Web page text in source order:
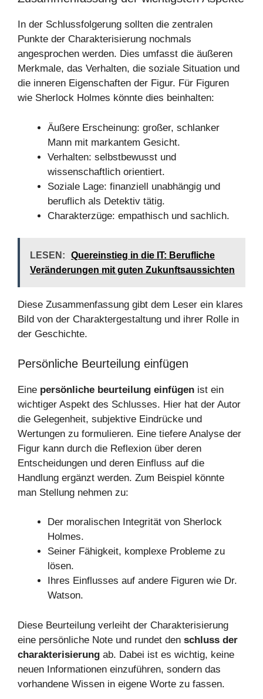
In der Schlussfolgerung sollten die zentralen
Punkte der Charakterisierung nochmals
angesprochen werden. Dies umfasst die äußeren
Merkmale, das Verhalten, die soziale Situation und
die inneren Eigenschaften der Figur. Für Figuren
wie Sherlock Holmes könnte dies beinhalten:
Äußere Erscheinung: großer, schlanker
Mann mit markantem Gesicht.
Verhalten: selbstbewusst und
wissenschaftlich orientiert.
Soziale Lage: finanziell unabhängig und
beruflich als Detektiv tätig.
Charakterzüge: empathisch und sachlich.
LESEN:
Quereinstieg in die IT: Berufliche
Veränderungen mit guten Zukunftsaussichten
Diese Zusammenfassung gibt dem Leser ein klares
Bild von der Charaktergestaltung und ihrer Rolle in
der Geschichte.
Persönliche Beurteilung einfügen
Eine persönliche beurteilung einfügen ist ein
wichtiger Aspekt des Schlusses. Hier hat der Autor
die Gelegenheit, subjektive Eindrücke und
Wertungen zu formulieren. Eine tiefere Analyse der
Figur kann durch die Reflexion über deren
Entscheidungen und deren Einfluss auf die
Handlung ergänzt werden. Zum Beispiel könnte
man Stellung nehmen zu:
Der moralischen Integrität von Sherlock
Holmes.
Seiner Fähigkeit, komplexe Probleme zu
lösen.
Ihres Einflusses auf andere Figuren wie Dr.
Watson.
Diese Beurteilung verleiht der Charakterisierung
eine persönliche Note und rundet den schluss der
charakterisierung ab. Dabei ist es wichtig, keine
neuen Informationen einzuführen, sondern das
vorhandene Wissen in eigene Worte zu fassen.